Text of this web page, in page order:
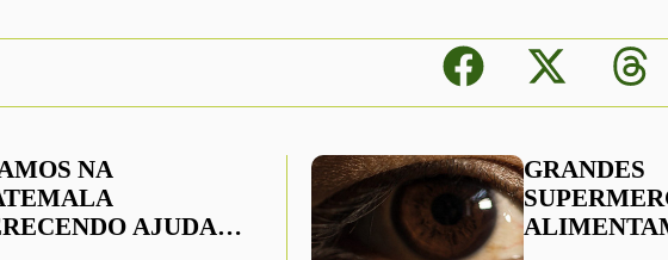
NA
AJUDA
GRANDES